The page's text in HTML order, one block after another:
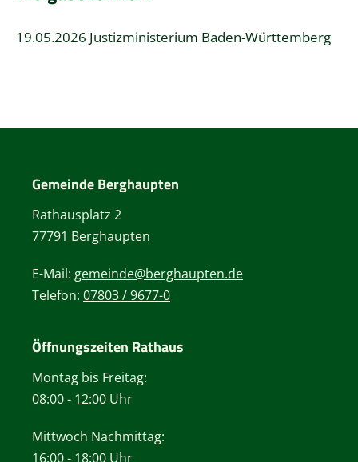
19.05.2026 Justizministerium Baden-Württemberg
Gemeinde Berghaupten
Rathausplatz 2
77791 Berghaupten
E-Mail: gemeinde@berghaupten.de
Telefon: 07803 / 9677-0
Öffnungszeiten Rathaus
Montag bis Freitag:
08:00 - 12:00 Uhr
Mittwoch Nachmittag:
16:00 - 18:00 Uhr